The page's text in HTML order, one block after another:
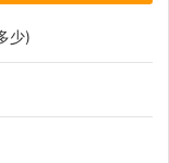
少)